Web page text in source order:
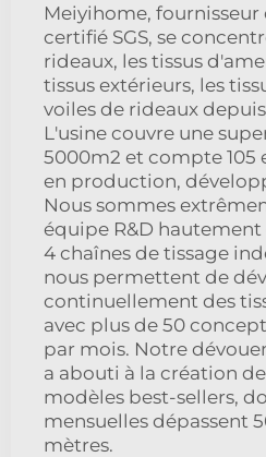
Meiyihome,
certifié SGS, se
rideaux, les tissus
tissus extérieurs, les
voiles de rideaux depuis
L'usine couvre une
5000m2 et compte 105
en production,
Nous sommes
équipe R&D
4 chaînes de tissage
nous permettent de
continuellement des
avec plus de 50
par mois. Notre
a abouti à la création
modèles best-sellers,
mensuelles dépassent
mètres.